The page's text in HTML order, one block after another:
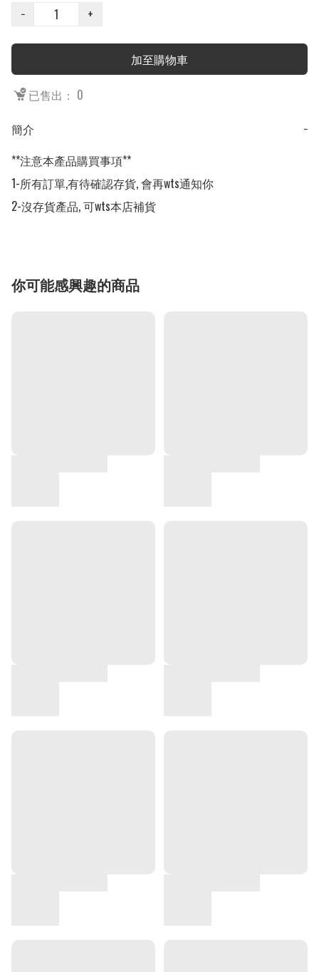
−
+
加至購物車
已售出： 0
簡介
−
**注意本產品購買事項**
1-所有訂單,有待確認存貨, 會再wts通知你
2-沒存貨產品, 可wts本店補貨
你可能感興趣的商品